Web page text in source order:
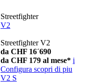
Streetfighter
V2
Streetfighter V2
da CHF 16´690
da CHF 179 al mese* i
Configura scopri di piu
V2 S